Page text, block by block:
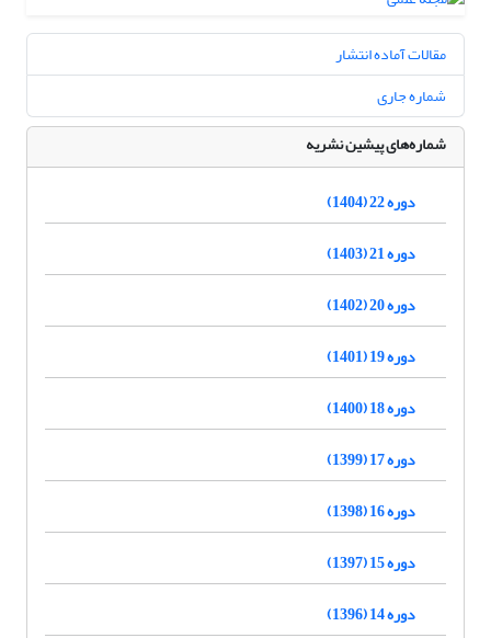
مقالات آماده انتشار
شماره جاری
شماره‌های پیشین نشریه
دوره 22 (1404)
دوره 21 (1403)
دوره 20 (1402)
دوره 19 (1401)
دوره 18 (1400)
دوره 17 (1399)
دوره 16 (1398)
دوره 15 (1397)
دوره 14 (1396)